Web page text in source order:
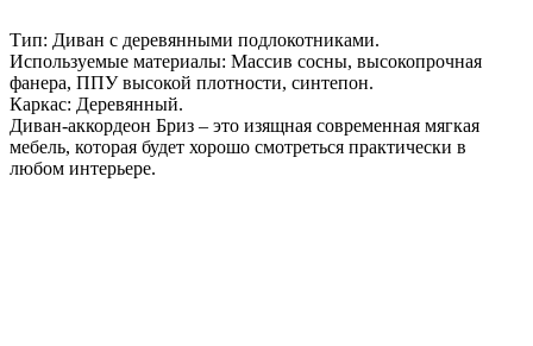
Тип: Диван с деревянными подлокотниками.
Используемые материалы: Массив сосны, высокопрочная
фанера, ППУ высокой плотности, синтепон.
Каркас: Деревянный.
Диван-аккордеон Бриз – это изящная современная мягкая
мебель, которая будет хорошо смотреться практически в
любом интерьере.